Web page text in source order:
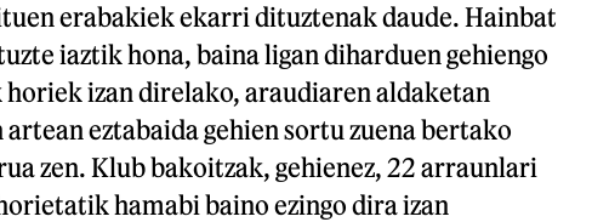
erabakiek ekarri dituztenak daude. Hainbat
iaztik hona, baina ligan diharduen gehiengo
izan direlako, araudiaren aldaketan
eztabaida gehien sortu zuena bertako
zen. Klub bakoitzak, gehienez, 22 arraunlari
hamabi baino ezingo dira izan